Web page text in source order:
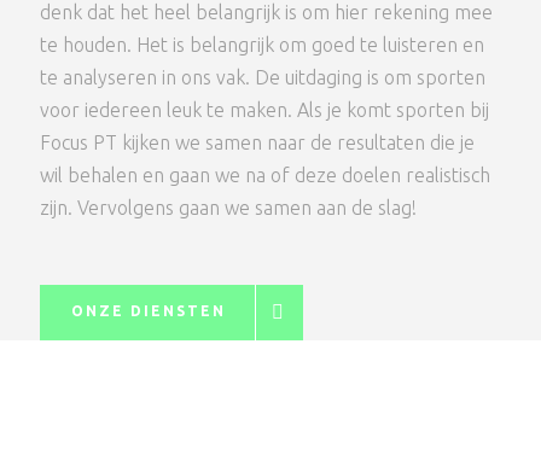
denk dat het heel belangrijk is om hier rekening mee
te houden. Het is belangrijk om goed te luisteren en
te analyseren in ons vak. De uitdaging is om sporten
voor iedereen leuk te maken. Als je komt sporten bij
Focus PT kijken we samen naar de resultaten die je
wil behalen en gaan we na of deze doelen realistisch
zijn. Vervolgens gaan we samen aan de slag!
ONZE DIENSTEN